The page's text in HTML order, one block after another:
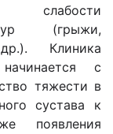
(грыжи,
Клиника
с
тяжести в
сустава к